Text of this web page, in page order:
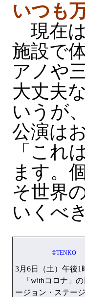
いつも
現在
施設で
アノや
大丈夫
いうが
公演は
「これ
ます。
そ世界
いくべ
©TENKO
3月6日（土）午後
「withコロナ」の
ージョン・ステージ